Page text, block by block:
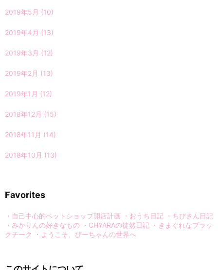
2019年5月 (10)
2019年4月 (13)
2019年3月 (12)
2019年2月 (13)
2019年1月 (12)
2018年12月 (15)
2018年11月 (14)
2018年10月 (13)
Favorites
・自己中心的ペットショップ開店計画 ・おうち日記 ・ちぴさん日記
・みかりんの好きなもの ・CHYARAの徒然日記 ・きまぐれなブラッ
クチーク
・ようこそ、ぴーちゃんの世界へ